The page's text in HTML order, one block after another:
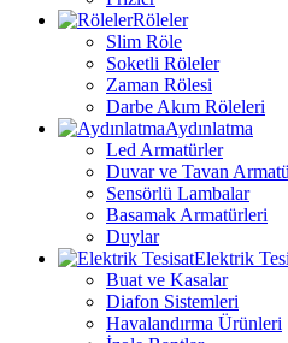
Röleler
Slim Röle
Soketli Röleler
Zaman Rölesi
Darbe Akım Röleleri
Aydınlatma
Led Armatürler
Duvar ve Tavan
Sensörlü Lambalar
Basamak Armatürleri
Duylar
Elektrik
Buat ve Kasalar
Diafon Sistemleri
Havalandırma Ürünleri